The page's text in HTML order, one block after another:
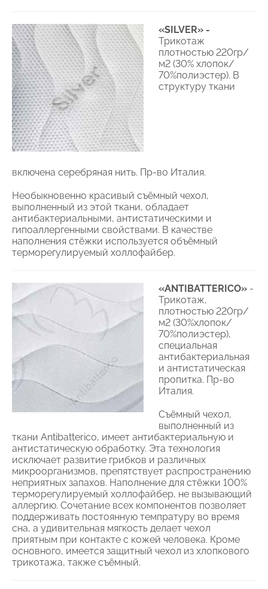
«SILVER» -
Трикотаж
плотностью 220гр/
м2 (30% хлопок/
70%полиэстер). В
структуру ткани
включена серебряная нить. Пр-во Италия.
Необыкновенно красивый съёмный чехол,
выполненный из этой ткани, обладает
антибактериальными, антистатическими и
гипоаллергенными свойствами. В качестве
наполнения стёжки используется объёмный
терморегулируемый холлофайбер.
«ANTIBATTERICO» -
Трикотаж,
плотностью 220гр/
м2 (30%хлопок/
70%полиэстер),
специальная
антибактериальная
и антистатическая
пропитка. Пр-во
Италия.
Съёмный чехол,
выполненный из
ткани Antibatterico, имеет антибактериальную и
антистатическую обработку. Эта технология
исключает развитие грибков и различных
микроорганизмов, препятствует распространению
неприятных запахов. Наполнение для стёжки 100%
терморегулируемый холлофайбер, не вызывающий
аллергию. Сочетание всех компонентов позволяет
поддерживать постоянную темпратуру во время
сна, а удивительная мягкость делает чехол
приятным при контакте с кожей человека. Кроме
основного, имеется защитный чехол из хлопкового
трикотажа, также съёмный.